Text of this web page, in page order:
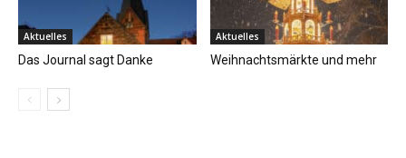
Aktuelles
Das Journal sagt Danke
Aktuelles
Weihnachtsmärkte und mehr